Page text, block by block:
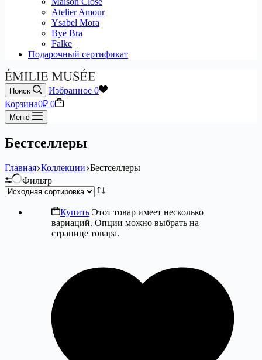
Atelier Amour
Ysabel Mora
Bye Bra
Falke
Подарочный сертификат
Поиск Избранное 0
Корзина0₽ 0
Меню
Бестселлеры
Главная Коллекции Бестселлеры
Фильтр
Купить Этот товар имеет несколько
вариаций. Опции можно выбрать на
странице товара.